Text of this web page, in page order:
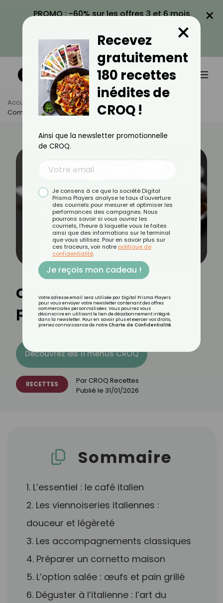
PROMO : -60% sur les offres 3 et 6 mois
VOIR LA PROMO
×
Accueil Actus
Recettes
Comment Réaliser Un Petit-Déjeuner Italien ?
Comment réaliser un
petit-déjeuner italien ?
Découvrez les 11 menus CROQ
RECETTES Par CROQ Recettes
Publié le 31/01/2026
Sommaire
1. L’essentiel : le café italien
2. Les viennoiseries italiennes :
douceur et légèreté
3. Les accompagnements classiques
4. Préparer un cornetto maison
5. L’option salée : œufs et pain grillé
6. Déguster à l’italienne : l’art du
Recevez
gratuitement
180 recettes
inédites de
CROQ !
×
Ainsi que la newsletter promotionnelle
de CROQ.
Je consens à ce que la société Digital
Prisma Players analyse le taux d'ouverture
des courriels pour mesurer et optimiser les
performances des campagnes. Nous
pourrons savoir si vous ouvrez les
courriels, l'heure à laquelle vous le faites
ainsi que des informations sur le terminal
que vous utilisez. Pour en savoir plus sur
ces traceurs, voir notre politique de
confidentialité.
Je reçois mon cadeau !
Votre adresse email sera utilisée par Digital Prisma Players
pour vous envoyer votre newsletter contenant des offres
commerciales personnalisées. Vous pourrez vous
désinscrire en utilisant le lien de désabonnement intégré
dans la newsletter. Pour en savoir plus et exercer vos droits,
prenez connaissance de notre Charte de Confidentialité.